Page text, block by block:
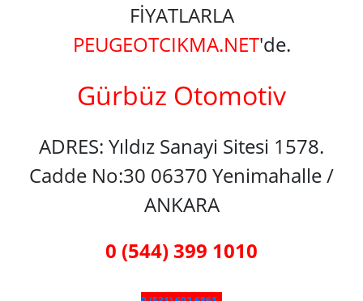
FİYATLARLA
PEUGEOTCIKMA.NET'de.
Gürbüz Otomotiv
ADRES: Yıldız Sanayi Sitesi 1578.
Cadde No:30 06370 Yenimahalle /
ANKARA
0 (544) 399 1010